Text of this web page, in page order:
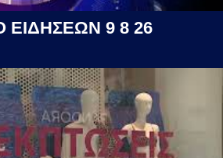
ΕΙΔΗΣΕΩΝ 9 8 26